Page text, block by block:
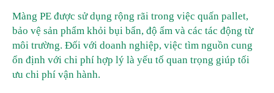
Màng PE được sử dụng rộng rãi trong việc quấn pallet,
bảo vệ sản phẩm khỏi bụi bẩn, độ ẩm và các tác động từ
môi trường. Đối với doanh nghiệp, việc tìm nguồn cung
ổn định với chi phí hợp lý là yếu tố quan trọng giúp tối
ưu chi phí vận hành.